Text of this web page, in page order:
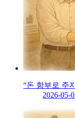
“돈 함부로 주
2026-05-